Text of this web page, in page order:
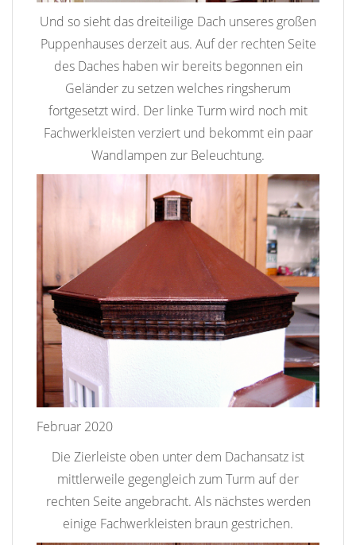
Und so sieht das dreiteilige Dach unseres großen
Puppenhauses derzeit aus. Auf der rechten Seite
des Daches haben wir bereits begonnen ein
Geländer zu setzen welches ringsherum
fortgesetzt wird. Der linke Turm wird noch mit
Fachwerkleisten verziert und bekommt ein paar
Wandlampen zur Beleuchtung.
Februar 2020
Die Zierleiste oben unter dem Dachansatz ist
mittlerweile gegengleich zum Turm auf der
rechten Seite angebracht. Als nächstes werden
einige Fachwerkleisten braun gestrichen.